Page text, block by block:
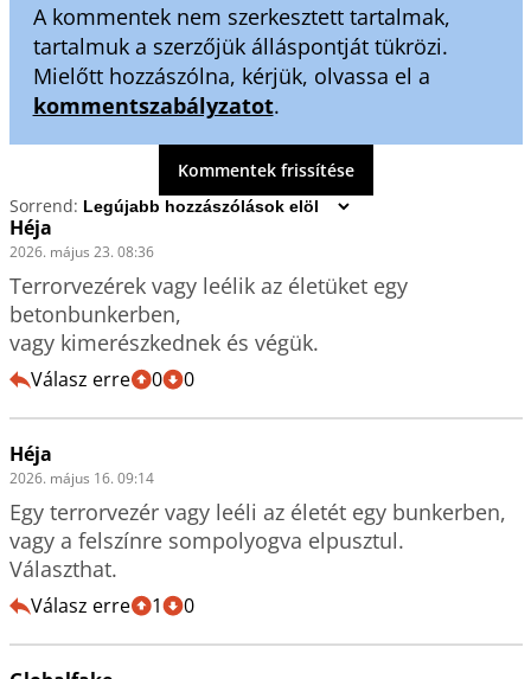
A kommentek nem szerkesztett tartalmak,
tartalmuk a szerzőjük álláspontját tükrözi.
Mielőtt hozzászólna, kérjük, olvassa el a
kommentszabályzatot.
Kommentek frissítése
Sorrend:
Héja
2026. május 23. 08:36
Terrorvezérek vagy leélik az életüket egy
betonbunkerben,
vagy kimerészkednek és végük.
Válasz erre 0 0
Héja
2026. május 16. 09:14
Egy terrorvezér vagy leéli az életét egy bunkerben,
vagy a felszínre sompolyogva elpusztul.
Választhat.
Válasz erre 1 0